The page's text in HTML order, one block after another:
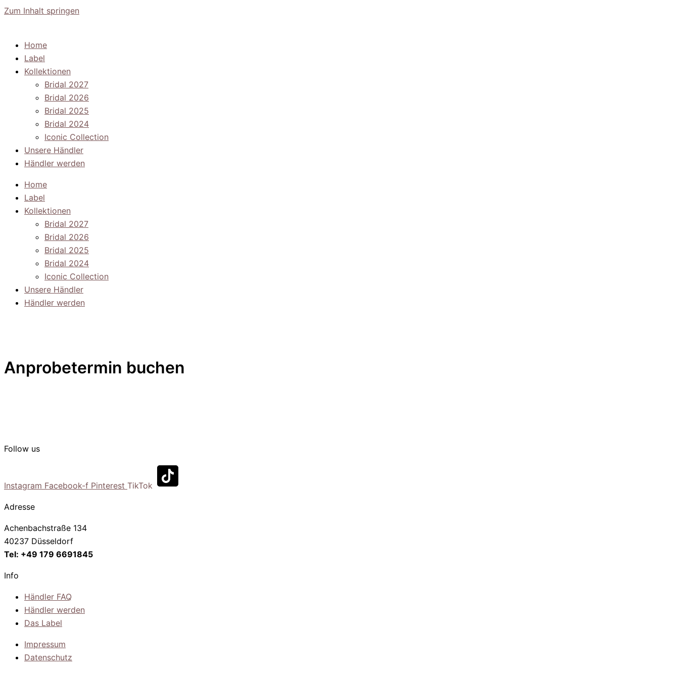
Zum Inhalt springen
Home
Label
Kollektionen
Bridal 2027
Bridal 2026
Bridal 2025
Bridal 2024
Iconic Collection
Unsere Händler
Händler werden
Home
Label
Kollektionen
Bridal 2027
Bridal 2026
Bridal 2025
Bridal 2024
Iconic Collection
Unsere Händler
Händler werden
Anprobetermin buchen
Follow us
Instagram Facebook-f Pinterest TikTok
Adresse
Achenbachstraße 134
40237 Düsseldorf
Tel: +49 179 6691845
Info
Händler FAQ
Händler werden
Das Label
Impressum
Datenschutz